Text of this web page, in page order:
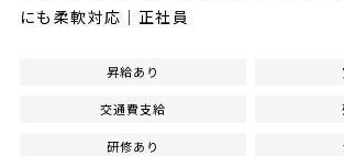
にも柔軟対応｜正社員
昇給あり
交通費支給
研修あり